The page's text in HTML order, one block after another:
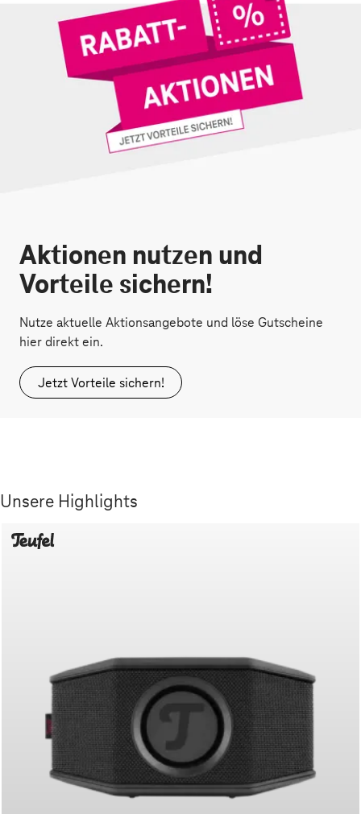
Aktionen nutzen und
Vorteile sichern!
Nutze aktuelle Aktionsangebote und löse Gutscheine
hier direkt ein.
Jetzt Vorteile sichern!
Unsere Highlights